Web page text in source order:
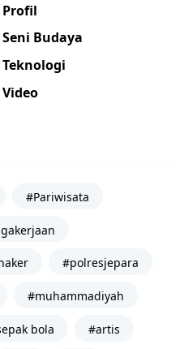
Profil
Seni Budaya
Teknologi
Video
#Pariwisata
#polresjepara
#muhammadiyah
bola #artis